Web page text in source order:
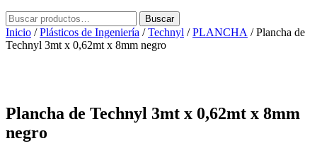
Buscar
por:
Buscar
Inicio /Plásticos de Ingeniería /Technyl /PLANCHA / Plancha de
Technyl 3mt x 0,62mt x 8mm negro
Plancha de Technyl 3mt x 0,62mt x 8mm
negro